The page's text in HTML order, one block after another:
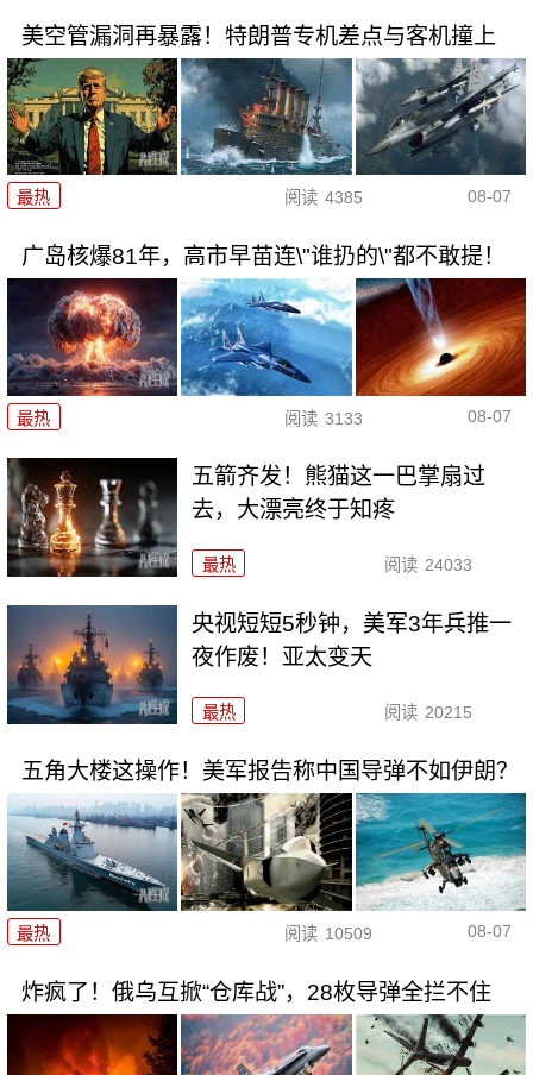
美空管漏洞再暴露！特朗普专机差点与客机撞上
最热 阅读 4385 08-07
广岛核爆81年，高市早苗连\"谁扔的\"都不敢提！
最热 阅读 3133 08-07
五箭齐发！熊猫这一巴掌扇过
去，大漂亮终于知疼
最热 阅读 24033
央视短短5秒钟，美军3年兵推一
夜作废！亚太变天
最热 阅读 20215
五角大楼这操作！美军报告称中国导弹不如伊朗？
最热 阅读 10509 08-07
炸疯了！俄乌互掀“仓库战”，28枚导弹全拦不住